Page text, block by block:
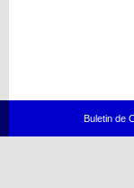
Buletin de